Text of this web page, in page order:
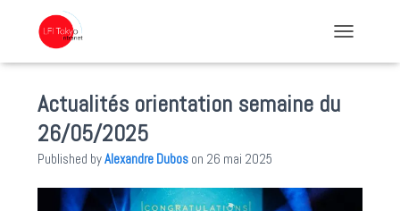
Actualités orientation semaine du
26/05/2025
Published byAlexandre Dubos on 26 mai 2025